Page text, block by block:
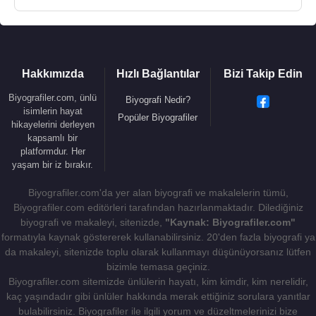
Kaynak:Biyografiler.com
Hakkımızda
Biyografiler.com, ünlü
isimlerin hayat
hikayelerini derleyen
kapsamlı bir
platformdur. Her
yaşam bir iz bırakır.
Hızlı Bağlantılar
Biyografi Nedir?
Popüler Biyografiler
Bizi Takip Edin
Biyografiler.com'da yer alan biyografi ve makalelerin tümü,
Biyografiler.com editörleri tarafından hazırlanmaktadır. Dilediğiniz
biyografi ve makaleyi, sitenizde, "Kaynak: Biyografiler.com"
formatıyla kaynak göstererek kullanabilirsiniz. 20'den fazla biyografi ya
da makaleyi, sitenizde toplu olarak kullanmayı düşünüyorsanız lütfen
bizimle temasa geçiniz.
Biyografiler.com sitemizde ünlülerin hayatı, kim kimdir, kim nerelidir,
kaç yaşındadır gibi ünlüler hakkında merak ettiğiniz sorulara yanıtlar
bulabilirsiniz. Biyografiler ile ilgili yorum ve düzeltmelerinizi bize